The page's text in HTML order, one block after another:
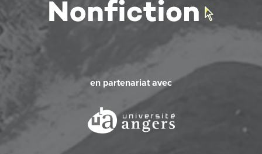
en partenariat avec